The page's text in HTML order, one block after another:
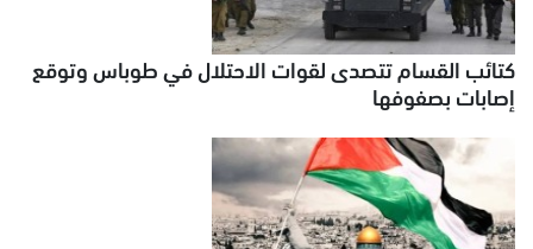
كتائب القسام تتصدى لقوات الاحتلال في طوباس وتوقع
إصابات بصفوفها